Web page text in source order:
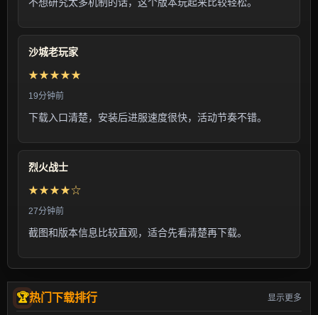
沙城老玩家
★★★★★
19分钟前
下载入口清楚，安装后进服速度很快，活动节奏不错。
烈火战士
★★★★☆
27分钟前
截图和版本信息比较直观，适合先看清楚再下载。
热门下载排行 显示更多